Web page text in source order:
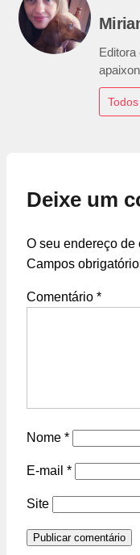
Editora
Deixe um
O seu endereço de
Campos
Comentário *
Nome *
E-mail *
Site